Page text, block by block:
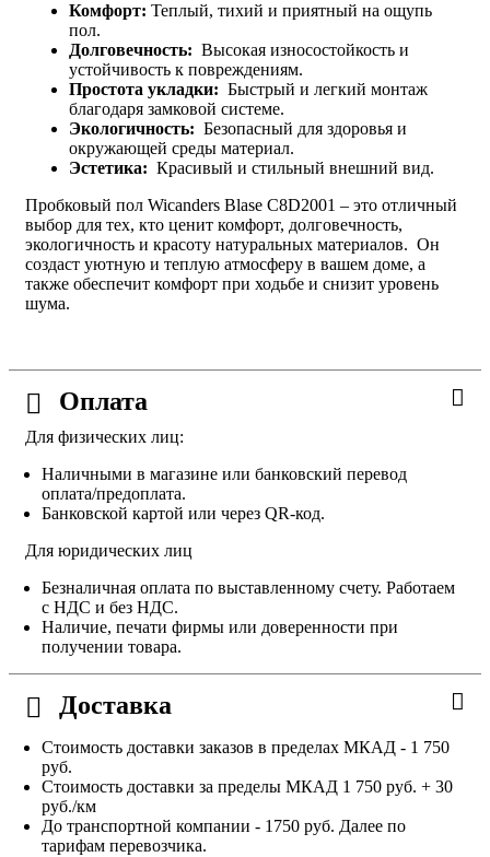
Комфорт: Теплый, тихий и приятный на ощупь
пол.
Долговечность: Высокая износостойкость и
устойчивость к повреждениям.
Простота укладки: Быстрый и легкий монтаж
благодаря замковой системе.
Экологичность: Безопасный для здоровья и
окружающей среды материал.
Эстетика: Красивый и стильный внешний вид.
Пробковый пол Wicanders Blase C8D2001 – это отличный
выбор для тех, кто ценит комфорт, долговечность,
экологичность и красоту натуральных материалов. Он
создаст уютную и теплую атмосферу в вашем доме, а
также обеспечит комфорт при ходьбе и снизит уровень
шума.
Оплата
Для физических лиц:
Наличными в магазине или банковский перевод
оплата/предоплата.
Банковской картой или через QR-код.
Для юридических лиц
Безналичная оплата по выставленному счету. Работаем
с НДС и без НДС.
Наличие, печати фирмы или доверенности при
получении товара.
Доставка
Стоимость доставки заказов в пределах МКАД - 1 750
руб.
Стоимость доставки за пределы МКАД 1 750 руб. + 30
руб./км
До транспортной компании - 1750 руб. Далее по
тарифам перевозчика.